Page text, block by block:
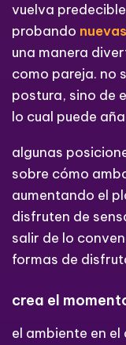
vuelva
probando
una manera
como pareja. no
postura, sino de
lo cual puede
algunas
sobre cómo
aumentando el
disfruten de
salir de lo
formas de
crea el
el ambiente en